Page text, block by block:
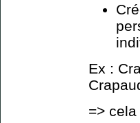
Ex :
=>